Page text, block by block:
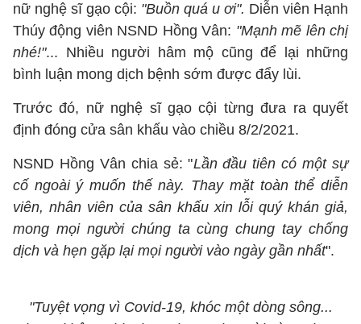
nữ nghệ sĩ gạo cội: "Buồn quá u ơi". Diễn viên Hạnh
Thúy động viên NSND Hồng Vân: "Mạnh mẽ lên chị
nhé!"... Nhiều người hâm mộ cũng để lại những
bình luận mong dịch bệnh sớm được đẩy lùi.
Trước đó, nữ nghệ sĩ gạo cội từng đưa ra quyết
định đóng cửa sân khấu vào chiều 8/2/2021.
NSND Hồng Vân chia sẻ: "Lần đầu tiên có một sự
cố ngoài ý muốn thế này. Thay mặt toàn thể diễn
viên, nhân viên của sân khấu xin lỗi quý khán giả,
mong mọi người chúng ta cùng chung tay chống
dịch và hẹn gặp lại mọi người vào ngày gần nhất".
"Tuyệt vọng vì Covid-19, khóc một dòng sông...